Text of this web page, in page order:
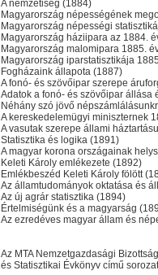
A nemzetiség (1884)
Magyarország népességének
Magyarország népességi
Magyarország háziipara az 1884.
Magyarország malomipara 1885.
Magyarország iparstatisztikája
Fogházaink állapota (1887)
A fonó- és szövőipar szerepe
Adatok a fonó- és szövőipar állása
Néhány szó jövő
A kereskedelemügyi miniszternek
A vasutak szerepe állami
Statisztika és logika (1891)
A magyar korona országainak
Keleti Károly emlékezete (1892)
Emlékbeszéd Keleti Károly fölött
Az államtudományok oktatása és
Az új agrár statisztika (1894)
Értelmiségünk és a magyarság
Az ezredéves magyar állam és
Az MTA Nemzetgazdasági
és Statisztikai Évkönyv című